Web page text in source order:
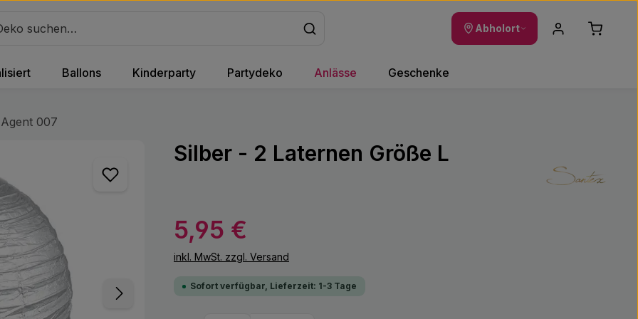
Abholort
Ballons Kinderparty Partydeko Anlässe Geschenke
Agent 007
Silber - 2 Laternen Größe L
Regulärer Preis:
5,95 €
inkl. MwSt. zzgl. Versand
Sofort verfügbar, Lieferzeit: 1-3 Tage